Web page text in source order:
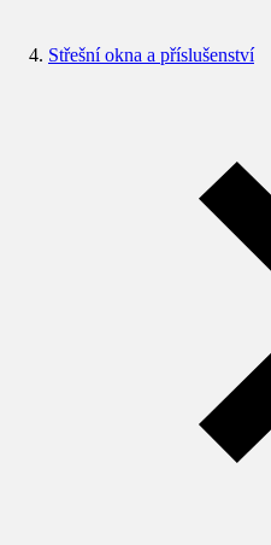
Střešní okna a příslušenství